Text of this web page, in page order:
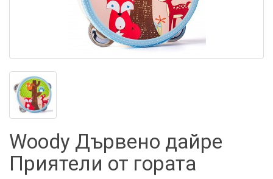
Woody Дървено дайре
Приятели от гората